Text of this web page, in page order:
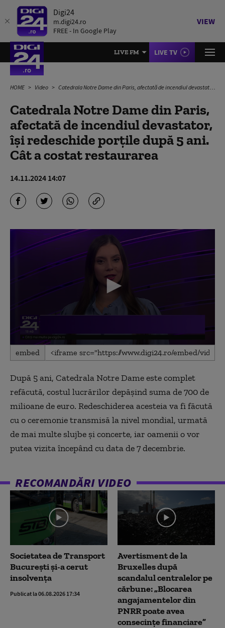
Digi24
m.digi24.ro
FREE - In Google Play
VIEW
LIVE FM LIVE TV
HOME Video Catedrala Notre Dame din Paris, afectată de incendiul devastator, își redeschide porțile după 5 ani. Cât a costat restaurarea
Catedrala Notre Dame din Paris,
afectată de incendiul devastator,
își redeschide porțile după 5 ani.
Cât a costat restaurarea
14.11.2024 14:07
0
seconds
minutes,
seconds
embed
După 5 ani, Catedrala Notre Dame este complet
refăcută, costul lucrărilor depășind suma de 700 de
milioane de euro. Redeschiderea acesteia va fi făcută
cu o ceremonie transmisă la nivel mondial, urmată
de mai multe slujbe și concerte, iar oamenii o vor
putea vizita începând cu data de 7 decembrie.
RECOMANDĂRI VIDEO
Societatea de Transport
București și-a cerut
insolvența
Publicat la 06.08.2026 17:34
Avertisment de la
Bruxelles după
scandalul centralelor pe
cărbune: „Blocarea
angajamentelor din
PNRR poate avea
consecințe financiare”